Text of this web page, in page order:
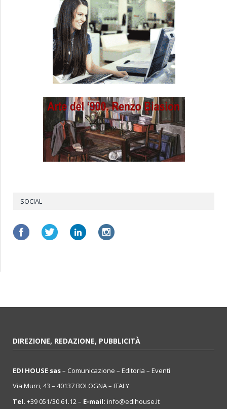
SOCIAL
DIREZIONE, REDAZIONE, PUBBLICITÀ
EDI HOUSE sas– Comunicazione – Editoria – Eventi
Via Murri, 43 – 40137 BOLOGNA – ITALY
Tel. +39 051/30.61.12 – E-mail: info@edihouse.it